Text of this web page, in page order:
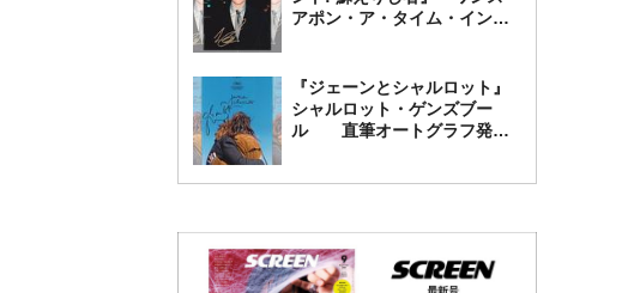
アポン・ア・タイム・イン・
フ発売中
『ジェーンとシャルロット』
シャルロット・ゲンズブー
ル 直筆オートグラフ発売